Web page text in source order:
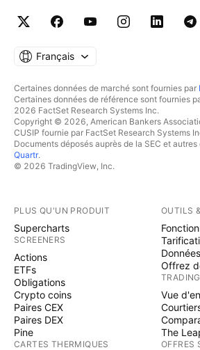
Français
Certaines données de marché sont fournies par
Certaines données de référence sont fournies
2026 FactSet Research Systems Inc.
Copyright © 2026, American Bankers
CUSIP fournie par FactSet Research Systems
Documents déposés auprès de la SEC et
Quartr.
© 2026 TradingView, Inc.
PLUS QU'UN PRODUIT
Supercharts
SCREENERS
Actions
ETFs
Obligations
Crypto coins
Paires CEX
Paires DEX
Pine
CARTES THERMIQUES
OUTILS
Offrez
TRADING
Vue
The
OFFRES